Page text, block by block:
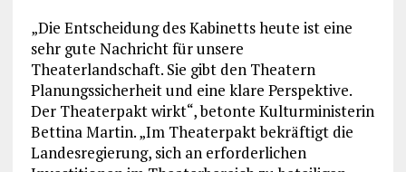
„Die Entscheidung des Kabinetts heute ist eine
sehr gute Nachricht für unsere
Theaterlandschaft. Sie gibt den Theatern
Planungssicherheit und eine klare Perspektive.
Der Theaterpakt wirkt“, betonte Kulturministerin
Bettina Martin. „Im Theaterpakt bekräftigt die
Landesregierung, sich an erforderlichen